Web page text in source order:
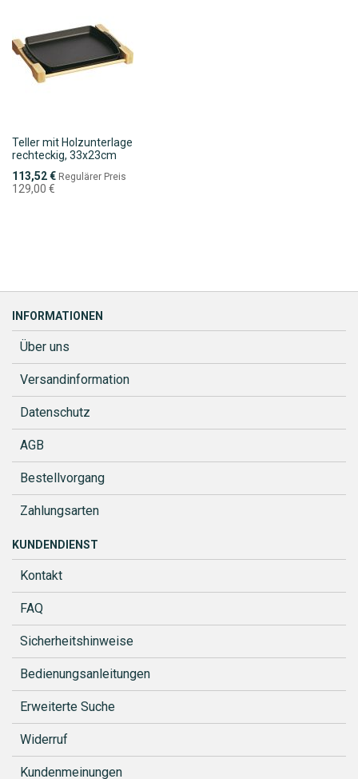
Teller mit Holzunterlage
rechteckig, 33x23cm
Sonderpreis
113,52 € Regulärer Preis
129,00 €
INFORMATIONEN
Über uns
Versandinformation
Datenschutz
AGB
Bestellvorgang
Zahlungsarten
KUNDENDIENST
Kontakt
FAQ
Sicherheitshinweise
Bedienungsanleitungen
Erweiterte Suche
Widerruf
Kundenmeinungen